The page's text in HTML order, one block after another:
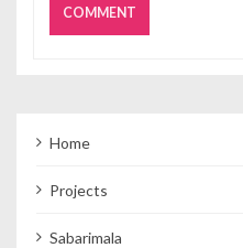
Home
Projects
Sabarimala